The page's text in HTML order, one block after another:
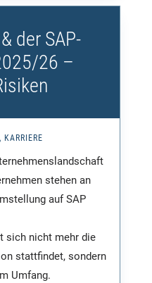
der SAP-
26 –
, KARRIERE
stehen an
auf SAP
sich nicht mehr die
stattfindet, sondern
Umfang.